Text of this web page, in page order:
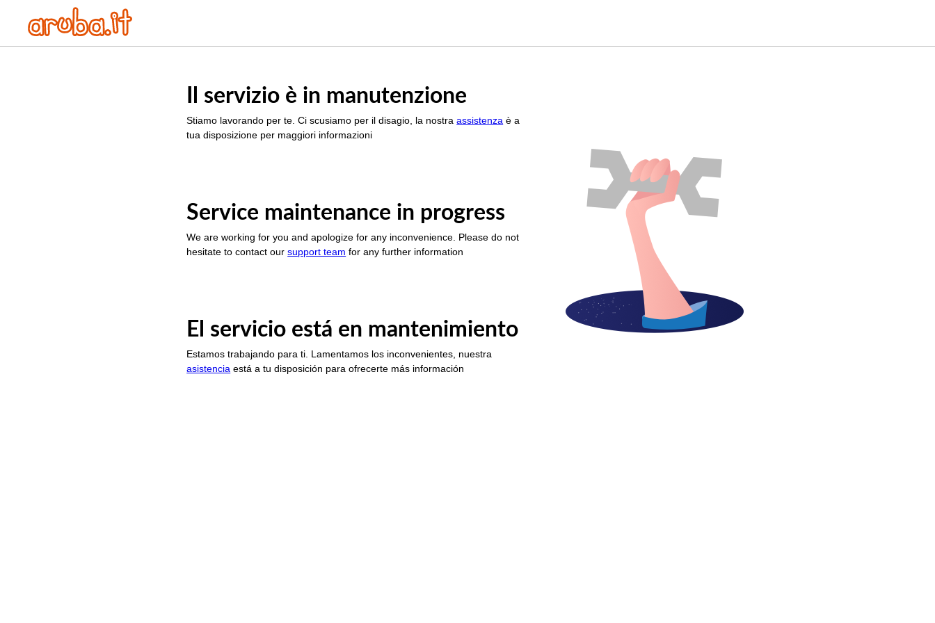
Il servizio è in manutenzione
Stiamo lavorando per te. Ci scusiamo per il disagio, la nostraassistenza è a
tua disposizione per maggiori informazioni
Service maintenance in progress
We are working for you and apologize for any inconvenience. Please do not
hesitate to contact oursupport team for any further information
El servicio está en mantenimiento
Estamos trabajando para ti. Lamentamos los inconvenientes, nuestra
asistencia está a tu disposición para ofrecerte más información